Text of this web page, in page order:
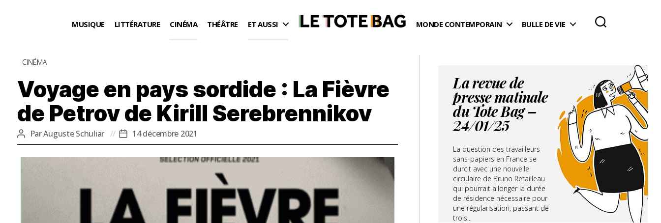
MUSIQUE LITTÉRATURE CINÉMA THÉÂTRE ET AUSSI MONDE CONTEMPORAIN BULLE DE VIE
Catégories
CINÉMA
Voyage en pays sordide : La Fièvre
de Petrov de Kirill Serebrennikov
Auteur
de
l’article
ParAuguste Schuliar
Date
de
l’article
14 décembre 2021
La revue de
presse matinale
du Tote Bag –
24/01/25
La question des travailleurs
sans-papiers en France se
durcit avec une nouvelle
circulaire de Bruno Retailleau
qui pourrait allonger la durée
de résidence nécessaire pour
une régularisation, passant de
trois...